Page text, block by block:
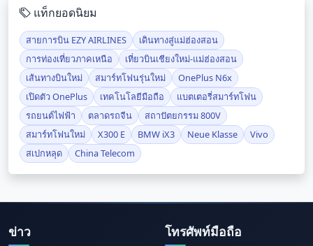
แท็กยอดนิยม
สายการบิน EZY AIRLINES
เดินทางสู่แม่ฮ่องสอน
การท่องเที่ยวภาคเหนือ
เที่ยวบินเชียงใหม่-แม่ฮ่องสอน
เส้นทางบินใหม่
สมาร์ทโฟนรุ่นใหม่
OnePlus N6x
เปิดตัว OnePlus
เทคโนโลยีมือถือ
แบตเตอรี่สมาร์ทโฟน
รถยนต์ไฟฟ้า
ตลาดรถจีน
สถาปัตยกรรม 800V
สมาร์ทโฟนใหม่
X300 E BMW iX3 Neue Klasse
Vivo
สเปกหลุด
China Telecom
ข่าว โทรศัพท์มือถือ